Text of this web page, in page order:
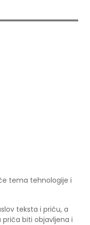
tema tehnologije i
teksta i priču, a
biti objavljena i